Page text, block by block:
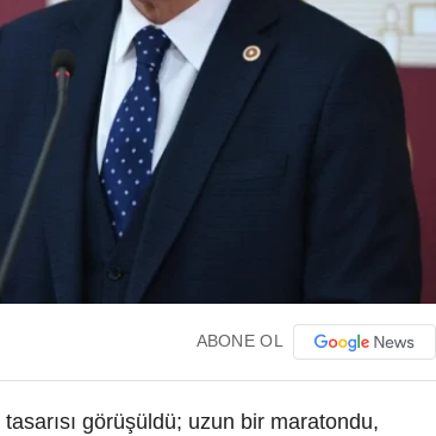
ABONE OL
görüşüldü; uzun bir maratondu,